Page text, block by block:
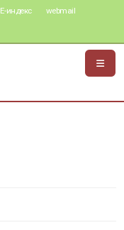
Е-индекс webmail